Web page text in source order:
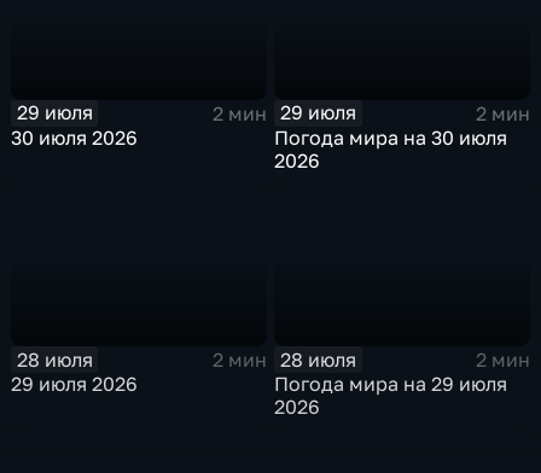
29 июля
2 мин
30 июля 2026
29 июля
2 мин
Погода мира на 30 июля
2026
28 июля
2 мин
29 июля 2026
28 июля
2 мин
Погода мира на 29 июля
2026